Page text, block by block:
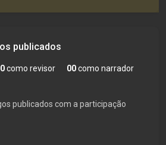
publicados
como revisor 00como narrador
publicados com a participação